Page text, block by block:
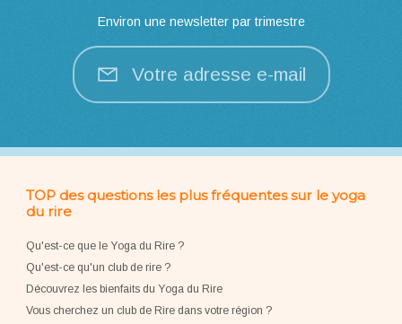
Environ une newsletter par trimestre
Votre adresse e-mail
TOP des questions les plus fréquentes sur le yoga
du rire
Qu'est-ce que le Yoga du Rire ?
Qu'est-ce qu'un club de rire ?
Découvrez les bienfaits du Yoga du Rire
Vous cherchez un club de Rire dans votre région ?